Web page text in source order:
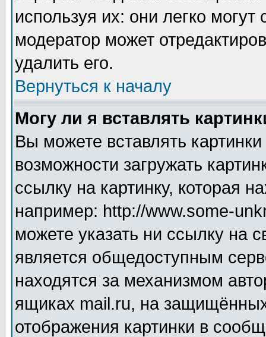
используя их: они легко
модератор может
удалить его.
Вернуться к началу
Могу ли я вставлять
Вы можете вставлять
возможности загружать
ссылку на картинку, которая
например: http://www.some-
можете указать ни ссылку на
является общедоступным
находятся за механизмом
ящиках mail.ru, на
отображения картинки в